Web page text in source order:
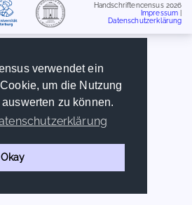
verwendet ein
um die Nutzung
zu können.
Okay
Handschriftencensus 2026
Impressum
Datenschutzerklärung